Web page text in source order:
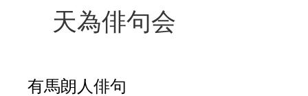
天為俳句会
有馬朗人俳句